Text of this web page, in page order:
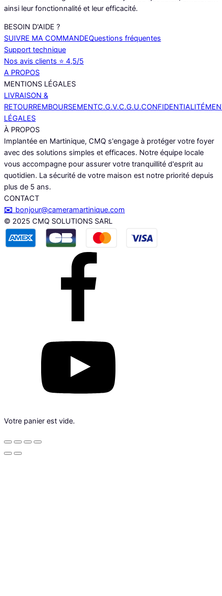
ainsi leur fonctionnalité et leur efficacité.
BESOIN D'AIDE ?
SUIVRE MA COMMANDEQuestions fréquentes
Support technique
Nos avis clients ⭐️ 4,5/5
A PROPOS
MENTIONS LÉGALES
LIVRAISON &
RETOURREMBOURSEMENTC.G.V.C.G.U.CONFIDENTIALITÉ
LÉGALES
À PROPOS
Implantée en Martinique, CMQ s'engage à protéger votre foyer
avec des solutions simples et efficaces. Notre équipe locale
vous accompagne pour assurer votre tranquillité d'esprit au
quotidien. La sécurité de votre maison est notre priorité depuis
plus de 5 ans.
CONTACT
✉️ bonjour@cameramartinique.com
© 2025 CMQ SOLUTIONS SARL
Votre panier est vide.